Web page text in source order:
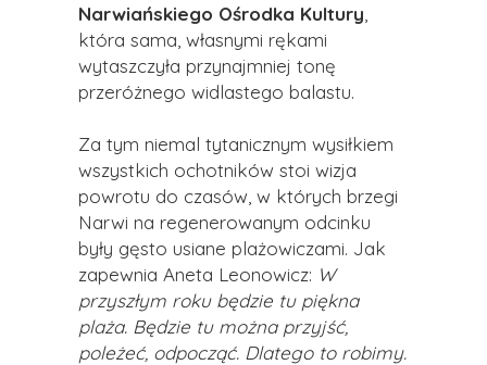
Narwiańskiego Ośrodka Kultury
która sama, własnymi rękami
wytaszczyła przynajmniej tonę
przeróżnego widlastego balastu.
Za tym niemal tytanicznym wysiłkiem
wszystkich ochotników stoi wizja
powrotu do czasów, w których brzegi
Narwi na regenerowanym odcinku
były gęsto usiane plażowiczami. Jak
zapewnia Aneta Leonowicz: W
przyszłym roku będzie tu piękna
plaża. Będzie tu można przyjść,
poleżeć, odpocząć. Dlatego to robimy.